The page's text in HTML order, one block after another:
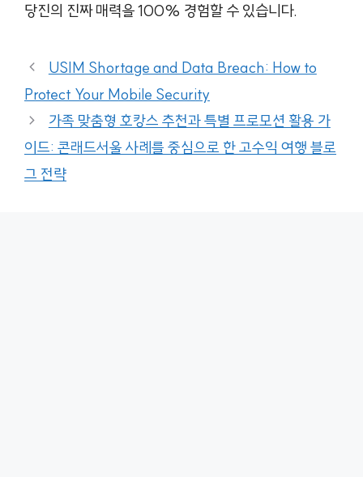
당진의 진짜 매력을 100% 경험할 수 있습니다.
USIM Shortage and Data Breach: How to
Protect Your Mobile Security
가족 맞춤형 호캉스 추천과 특별 프로모션 활용 가
이드: 콘래드서울 사례를 중심으로 한 고수익 여행 블로
그 전략